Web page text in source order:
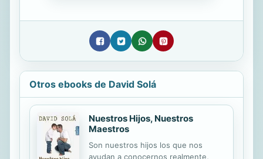
Otros ebooks de David Solá
Nuestros Hijos, Nuestros
Maestros
Son nuestros hijos los que nos
ayudan a conocernos realmente,